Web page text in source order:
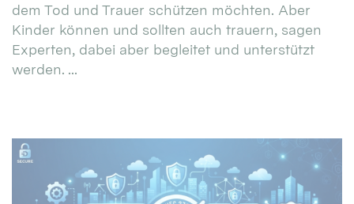
dem Tod und Trauer schützen möchten. Aber
Kinder können und sollten auch trauern, sagen
Experten, dabei aber begleitet und unterstützt
werden. ...